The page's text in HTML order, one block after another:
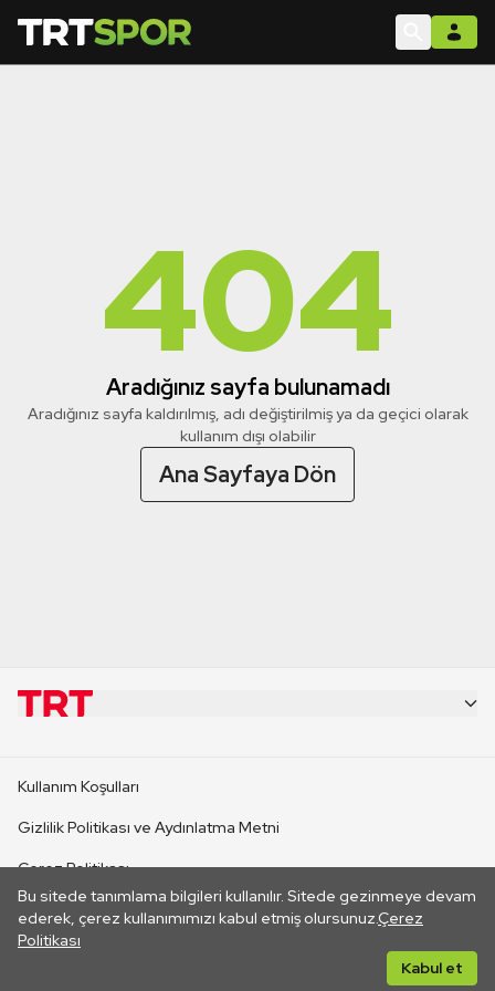
404
Aradığınız sayfa bulunamadı
Aradığınız sayfa kaldırılmış, adı değiştirilmiş ya da geçici olarak
kullanım dışı olabilir
Ana Sayfaya Dön
Bu sitede tanımlama bilgileri kullanılır. Sitede gezinmeye devam
ederek, çerez kullanımımızı kabul etmiş olursunuz.Çerez
Politikası
Kabul et
CANLI YAYINLAR
Kullanım Koşulları
Gizlilik Politikası ve Aydınlatma Metni
Çerez Politikası
İletişim
Her hakkı saklıdır. ©2026 TRT. Bağlantı yoluyla gidilen dış